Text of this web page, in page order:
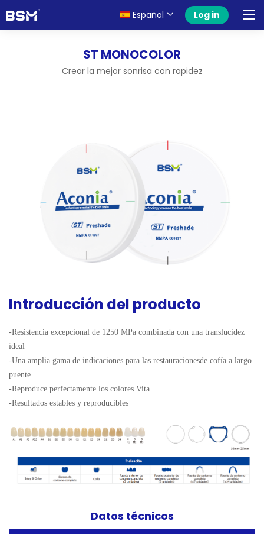
Español Log in
ST MONOCOLOR
Crear la mejor sonrisa con rapidez
Introducción del producto
-Resistencia excepcional de 1250 MPa combinada con una translucidez
ideal
-Una amplia gama de indicaciones para las restauracionesde cofía a largo
puente
-Reproduce perfectamente los colores Vita
-Resultados estables y reproducibles
Datos técnicos